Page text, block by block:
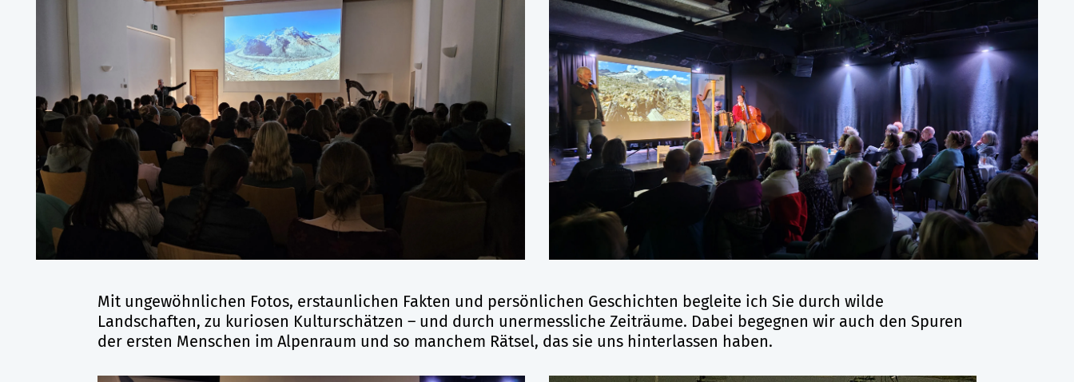
Mit ungewöhnlichen Fotos, erstaunlichen Fakten und persönlichen Geschichten begleite ich Sie durch wilde
Landschaften, zu kuriosen Kulturschätzen – und durch unermessliche Zeiträume. Dabei begegnen wir auch den Spuren
der ersten Menschen im Alpenraum und so manchem Rätsel, das sie uns hinterlassen haben.